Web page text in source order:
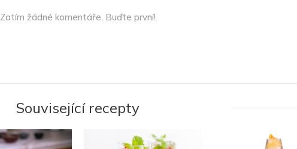
Zatím žádné komentáře. Buďte první!
Související recepty